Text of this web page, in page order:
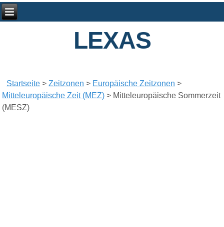
LEXAS
Startseite >Zeitzonen > Europäische Zeitzonen >
Mitteleuropäische Zeit (MEZ) > Mitteleuropäische Sommerzeit
(MESZ)